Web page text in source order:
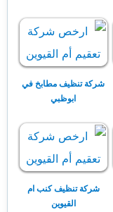
شركة تنظيف مطابخ في
ابوظبي
شركة تنظيف كنب ام
القيوين